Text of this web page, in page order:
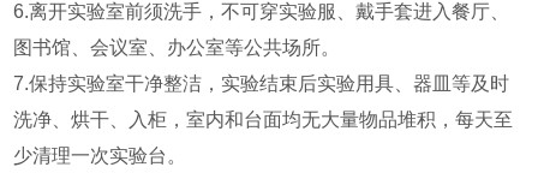
6.离开实验室前须洗手，不可穿实验服、戴手套进入餐厅、
图书馆、会议室、办公室等公共场所。
7.保持实验室干净整洁，实验结束后实验用具、器皿等及时
洗净、烘干、入柜，室内和台面均无大量物品堆积，每天至
少清理一次实验台。